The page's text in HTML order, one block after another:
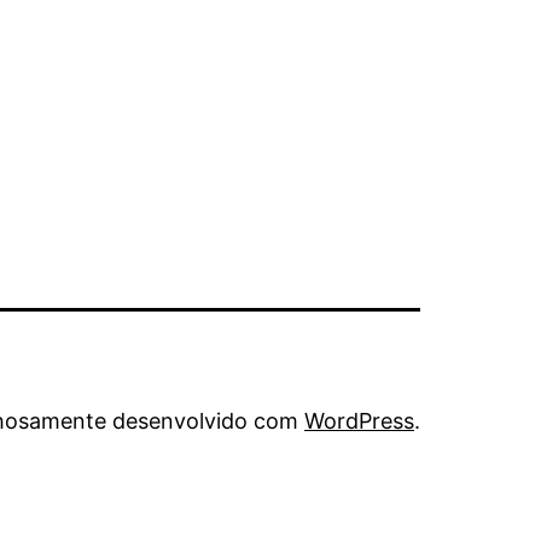
desenvolvido com WordPress.